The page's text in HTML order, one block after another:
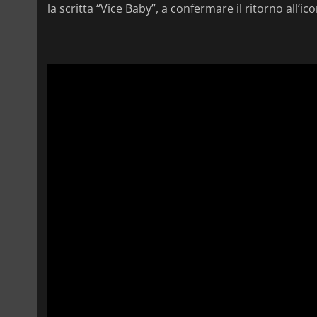
la scritta “Vice Baby”, a confermare il ritorno